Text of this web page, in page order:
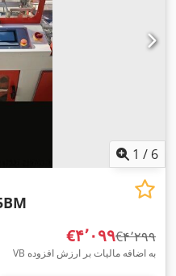
1 / 6
‎€۴٬۰۹۹ ‎€۴٬۲۹۹
VB به اضافه مالیات بر ارزش افزوده